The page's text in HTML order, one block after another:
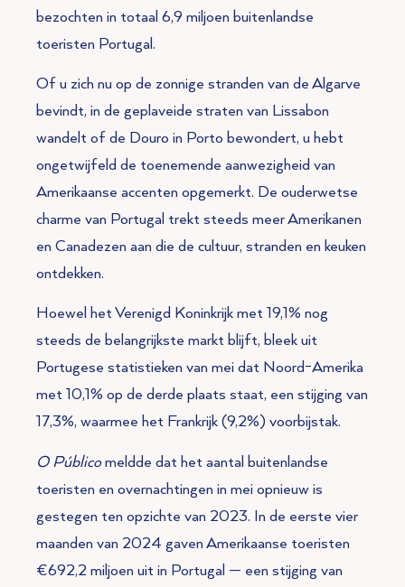
bezochten in totaal 6,9 miljoen buitenlandse
toeristen Portugal.
Of u zich nu op de zonnige stranden van de Algarve
bevindt, in de geplaveide straten van Lissabon
wandelt of de Douro in Porto bewondert, u hebt
ongetwijfeld de toenemende aanwezigheid van
Amerikaanse accenten opgemerkt. De ouderwetse
charme van Portugal trekt steeds meer Amerikanen
en Canadezen aan die de cultuur, stranden en keuken
ontdekken.
Hoewel het Verenigd Koninkrijk met 19,1% nog
steeds de belangrijkste markt blijft, bleek uit
Portugese statistieken van mei dat Noord-Amerika
met 10,1% op de derde plaats staat, een stijging van
17,3%, waarmee het Frankrijk (9,2%) voorbijstak.
O Públicomeldde dat het aantal buitenlandse
toeristen en overnachtingen in mei opnieuw is
gestegen ten opzichte van 2023. In de eerste vier
maanden van 2024 gaven Amerikaanse toeristen
€692,2 miljoen uit in Portugal — een stijging van